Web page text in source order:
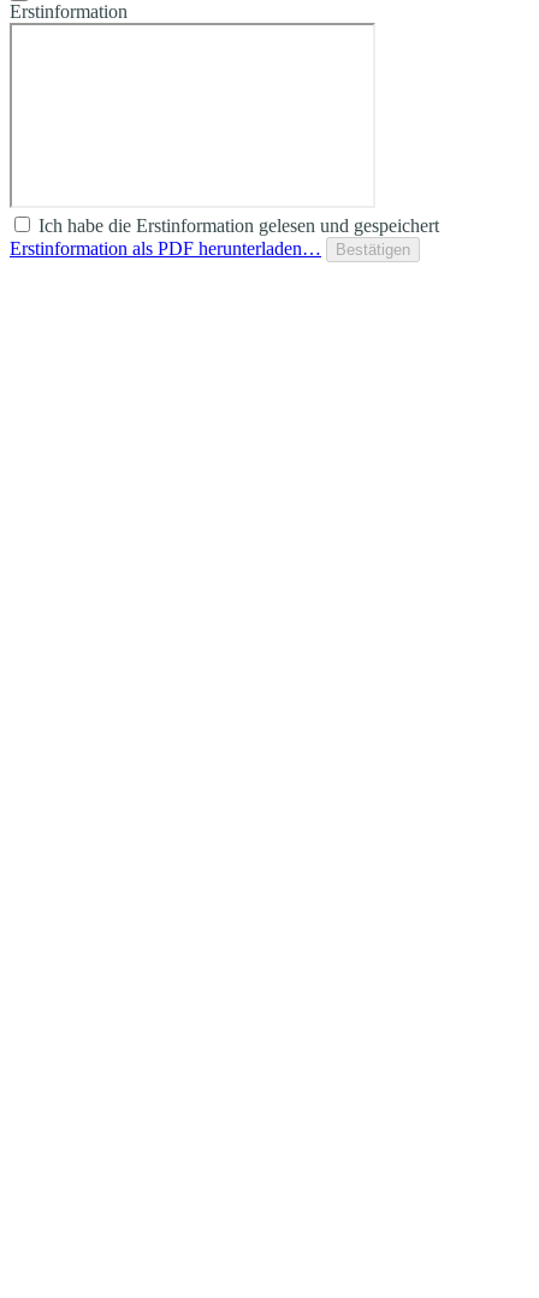
Erstinformation
Ich habe die Erstinformation gelesen und gespeichert
Erstinformation als PDF herunterladen…
Bestätigen